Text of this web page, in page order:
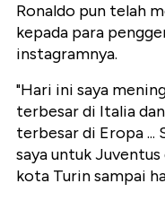
Ronaldo pun telah
kepada para
instagramnya.
"Hari ini saya
terbesar di Italia
terbesar di Eropa ...
saya untuk
kota Turin sampai